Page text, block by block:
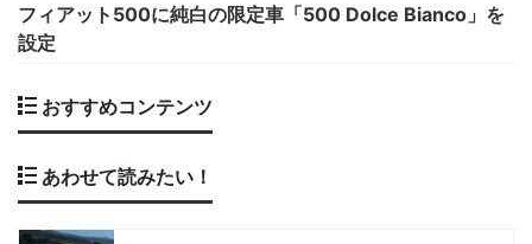
フィアット500に純白の限定車「500 Dolce Bianco」を
設定
おすすめコンテンツ
あわせて読みたい！